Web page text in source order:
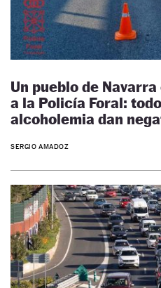
Un pueblo de
a la Policía Foral:
alcoholemia dan
SERGIO AMADOZ